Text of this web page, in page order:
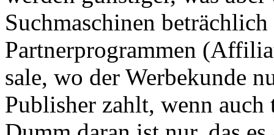
Suchmaschinen
Partnerprogrammen
sale, wo der Werbekunde
Publisher zahlt, wenn